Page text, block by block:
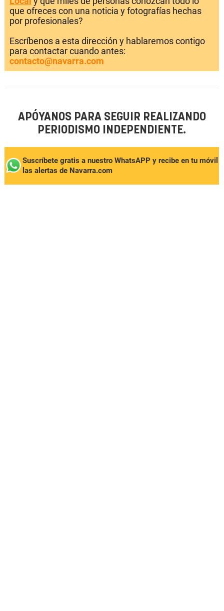
que ofreces con una noticia y fotografías hechas
por profesionales?
Escríbenos a esta dirección y hablaremos contigo
para contactar cuando antes:
contacto@navarra.com
APÓYANOS PARA SEGUIR REALIZANDO
PERIODISMO INDEPENDIENTE.
Suscríbete gratis a nuestro WhatsAPP y recibe en tu móvil
las alertas de Navarra.com